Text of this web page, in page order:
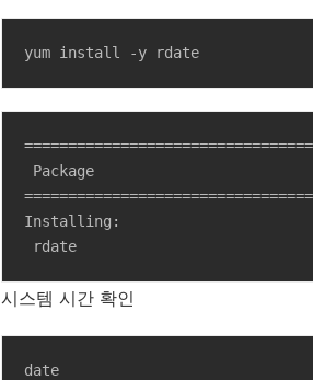
yum install -y rdate
Installing:
rdate
시스템 시간 확인
date